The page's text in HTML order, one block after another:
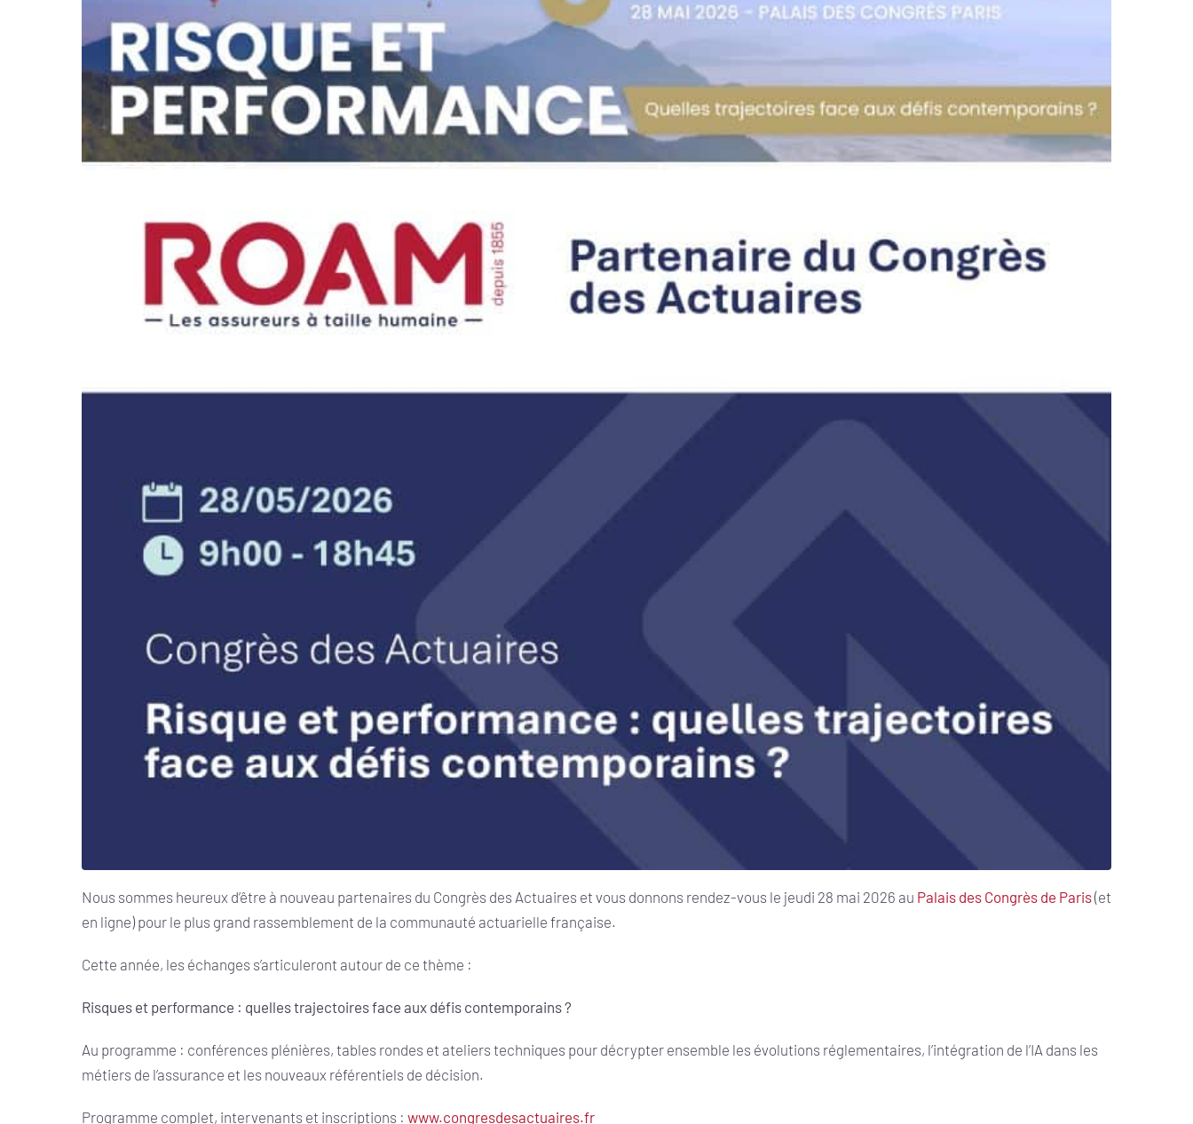
Nous sommes heureux d’être à nouveau partenaires du Congrès des Actuaires et vous donnons rendez-vous le jeudi 28 mai 2026 au Palais des Congrès de Paris(et
en ligne) pour le plus grand rassemblement de la communauté actuarielle française.
Cette année, les échanges s’articuleront autour de ce thème :
Risques et performance : quelles trajectoires face aux défis contemporains ?
Au programme : conférences plénières, tables rondes et ateliers techniques pour décrypter ensemble les évolutions réglementaires, l’intégration de l’IA dans les
métiers de l’assurance et les nouveaux référentiels de décision.
Programme complet, intervenants et inscriptions : www.congresdesactuaires.fr